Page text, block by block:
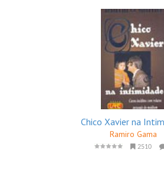
Chico Xavier na
Ramiro Gama
2510